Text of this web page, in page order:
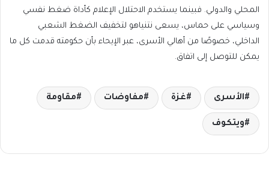
المحلي والدولي. فبينما يستخدم الاحتلال الإعلام كأداة ضغط نفسي
وسياسي على حماس، يسعى نتنياهو لتخفيف الضغط الشعبي
الداخلي، خصوصًا من أهالي الأسرى، عبر الإيحاء بأن حكومته قدمت كل ما
يمكن للتوصل إلى اتفاق.
الأسرى غزة مفاوضات مقاومة
ويتكوف